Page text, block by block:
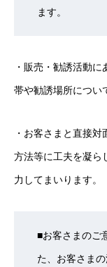
ます。
・販売・勧誘活動
帯や勧誘場所につい
・お客さまと直接
方法等に工夫を凝ら
力してまいります。
■お客さまのご
た、お客さま